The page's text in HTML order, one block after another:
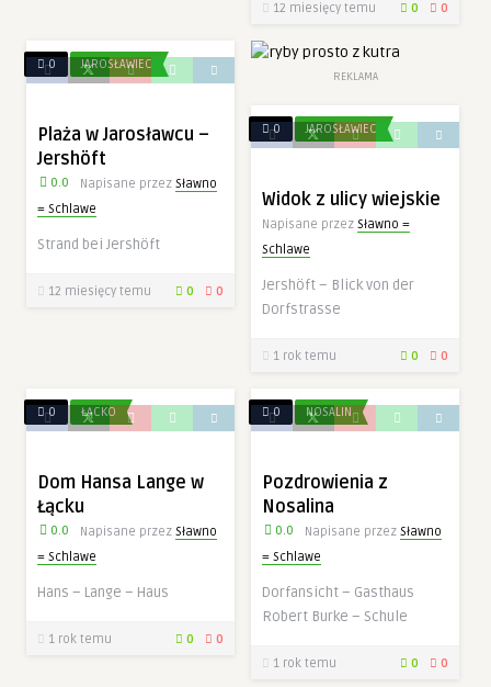
12 miesięcy temu 0 0
0 JAROSŁAWIEC
Plaża w Jarosławcu –
Jershöft
0.0 Napisane przez Sławno
= Schlawe
Strand bei Jershöft
12 miesięcy temu 0 0
REKLAMA
0 JAROSŁAWIEC
Widok z ulicy wiejskie
Napisane przez Sławno =
Schlawe
Jershöft – Blick von der
Dorfstrasse
1 rok temu 0 0
0 ŁĄCKO
Dom Hansa Lange w
Łącku
0.0 Napisane przez Sławno
= Schlawe
Hans – Lange – Haus
1 rok temu 0 0
0 NOSALIN
Pozdrowienia z
Nosalina
0.0 Napisane przez Sławno
= Schlawe
Dorfansicht – Gasthaus
Robert Burke – Schule
1 rok temu 0 0